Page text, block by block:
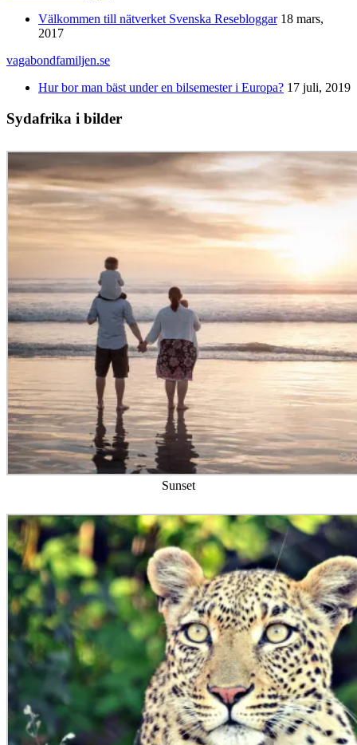
Välkommen till nätverket Svenska Resebloggar 18 mars,
2017
vagabondfamiljen.se
Hur bor man bäst under en bilsemester i Europa? 17 juli, 2019
Sydafrika i bilder
Sunset